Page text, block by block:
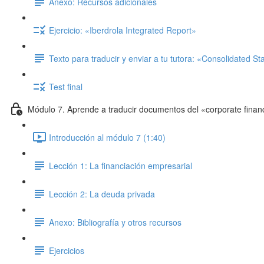
Ejercicio: «Iberdrola Integrated Report»
Texto para traducir y enviar a tu tutora: «Consolidated
Test final
Módulo 7. Aprende a traducir documentos del «corporate
Introducción al módulo 7 (1:40)
Lección 1: La financiación empresarial
Lección 2: La deuda privada
Anexo: Bibliografía y otros recursos
Ejercicios